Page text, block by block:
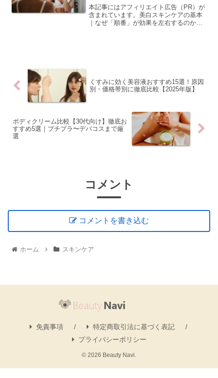
本記事にはアフィリエイト広告（PR）が
含まれています。美白スキンケアの基本
｜なぜ「順番」が効果を左右するのか美
くすみに効く美容液おすすめ15選！原因
別・価格帯別に徹底比較【2025年版】
ボディクリーム比較【30代向け】徹底お
すすめ5選｜プチプラ〜デパコスまで厳
選
コメント
コメントを書き込む
ホーム スキンケア
免責事項
特定商取引法に基づく表記
プライバシーポリシー
© 2026 Beauty Navi.